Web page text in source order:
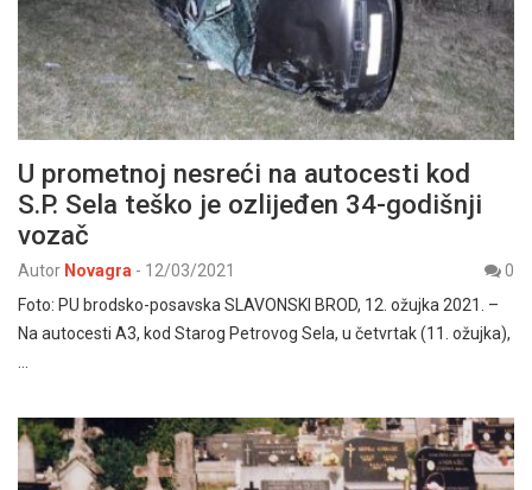
U prometnoj nesreći na autocesti kod
S.P. Sela teško je ozlijeđen 34-godišnji
vozač
Autor Novagra - 12/03/2021
0
Foto: PU brodsko-posavska SLAVONSKI BROD, 12. ožujka 2021. –
Na autocesti A3, kod Starog Petrovog Sela, u četvrtak (11. ožujka),
…